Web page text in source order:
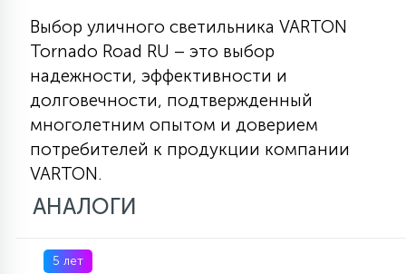
Выбор уличного светильника VARTON
Tornado Road RU – это выбор
надежности, эффективности и
долговечности, подтвержденный
многолетним опытом и доверием
потребителей к продукции компании
VARTON.
АНАЛОГИ
5 лет